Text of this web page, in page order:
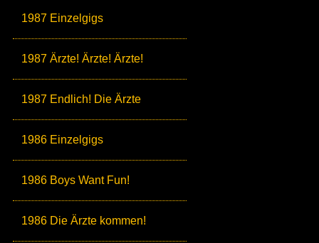
1987 Einzelgigs
1987 Ärzte! Ärzte! Ärzte!
1987 Endlich! Die Ärzte
1986 Einzelgigs
1986 Boys Want Fun!
1986 Die Ärzte kommen!